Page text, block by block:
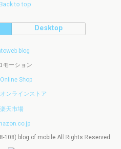
Back to top
Desktop
blog
モーション
Shop
ンラインストア
楽天市場
108) blog of mobile All Rights Reserved.